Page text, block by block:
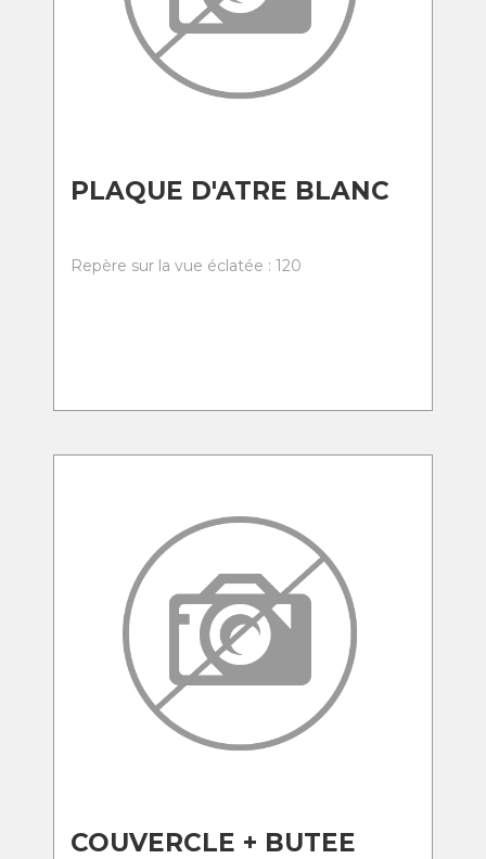
PLAQUE D'ATRE BLANC
Repère sur la vue éclatée : 120
COUVERCLE + BUTEE